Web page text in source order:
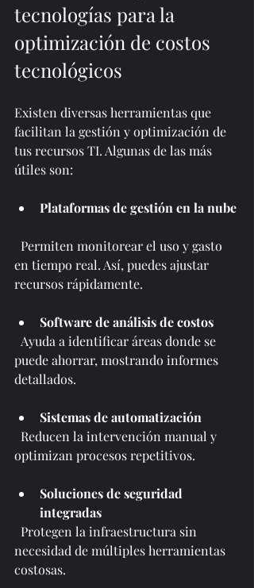
tecnologías para la
optimización de costos
tecnológicos
Existen diversas herramientas que
facilitan la gestión y optimización de
tus recursos TI. Algunas de las más
útiles son:
Plataformas de gestión en la nube
en tiempo real. Así, puedes ajustar
recursos rápidamente.
Software de análisis de costos
puede ahorrar, mostrando informes
detallados.
Sistemas de automatización
optimizan procesos repetitivos.
Soluciones de seguridad
integradas
necesidad de múltiples herramientas
costosas.